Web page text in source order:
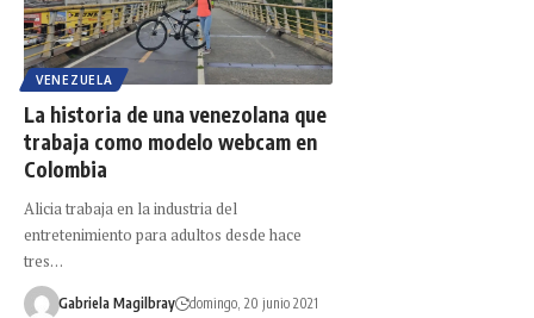
VENEZUELA
La historia de una venezolana que
trabaja como modelo webcam en
Colombia
Alicia trabaja en la industria del
entretenimiento para adultos desde hace
tres…
Gabriela Magilbray domingo, 20 junio 2021